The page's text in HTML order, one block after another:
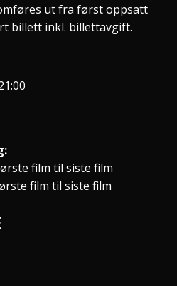
ut fra først oppsatt
billett inkl. billettavgift.
film til siste film
film til siste film